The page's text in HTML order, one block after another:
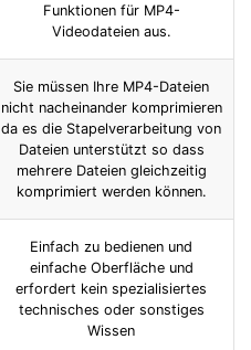
Funktionen für MP4-
Videodateien aus.
Sie müssen Ihre MP4-Dateien
nicht nacheinander komprimieren
da es die Stapelverarbeitung von
Dateien unterstützt so dass
mehrere Dateien gleichzeitig
komprimiert werden können.
Einfach zu bedienen und
einfache Oberfläche und
erfordert kein spezialisiertes
technisches oder sonstiges
Wissen